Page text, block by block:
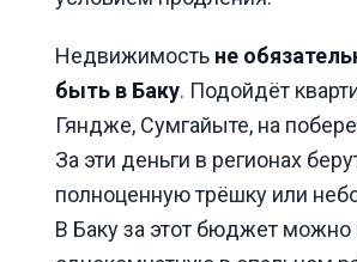
Недвижимость не
быть в Баку. Подойдёт
Гяндже, Сумгайыте, на
За эти деньги в регионах
полноценную трёшку или
В Баку за этот бюджет можно